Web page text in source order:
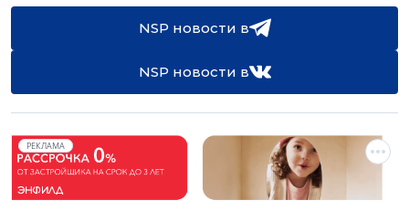
NSP новости в
NSP новости в
РЕКЛАМА